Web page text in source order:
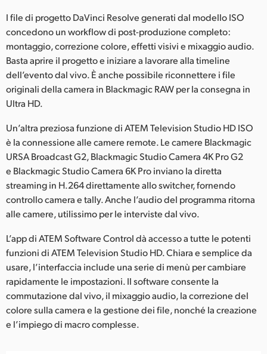
I file di progetto DaVinci Resolve generati dal modello ISO
concedono un workflow di post-produzione completo:
montaggio, correzione colore, effetti visivi e mixaggio audio.
Basta aprire il progetto e iniziare a lavorare alla timeline
dell’evento dal vivo. È anche possibile riconnettere i file
originali della camera in Blackmagic RAW per la consegna in
Ultra HD.
Un’altra preziosa funzione di ATEM Television Studio HD ISO
è la connessione alle camere remote. Le camere Blackmagic
URSA Broadcast G2, Blackmagic Studio Camera 4K Pro G2
e Blackmagic Studio Camera 6K Pro inviano la diretta
streaming in H.264 direttamente allo switcher, fornendo
controllo camera e tally. Anche l’audio del programma ritorna
alle camere, utilissimo per le interviste dal vivo.
L’app di ATEM Software Control dà accesso a tutte le potenti
funzioni di ATEM Television Studio HD. Chiara e semplice da
usare, l’interfaccia include una serie di menù per cambiare
rapidamente le impostazioni. Il software consente la
commutazione dal vivo, il mixaggio audio, la correzione del
colore sulla camera e la gestione dei file, nonché la creazione
e l’impiego di macro complesse.